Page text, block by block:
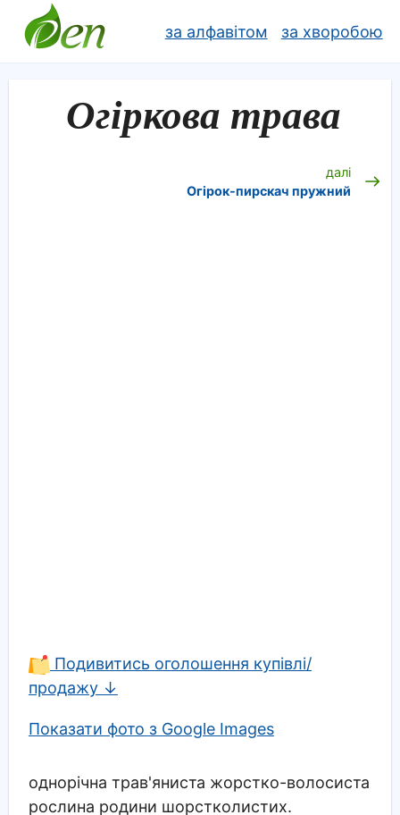
за алфавітом за хворобою
Огіркова трава
далі
Огірок-пирскач пружний
Подивитись оголошення купівлі/
продажу ↓
Показати фото з Google Images
однорічна трав'яниста жорстко-волосиста
рослина родини шорстколистих.